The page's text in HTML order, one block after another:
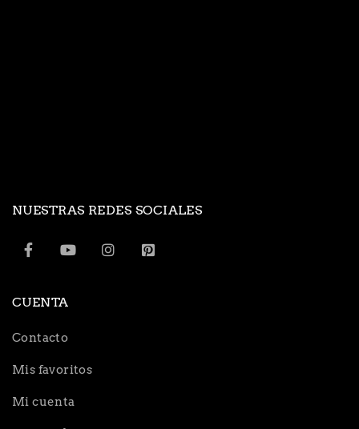
NUESTRAS REDES SOCIALES
CUENTA
Contacto
Mis favoritos
Mi cuenta